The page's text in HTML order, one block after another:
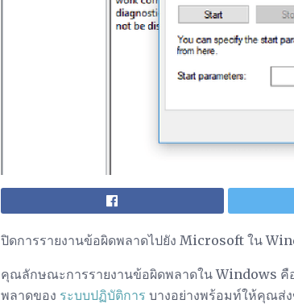
ปิดการรายงานข้อผิดพลาดไปยัง Microsoft ใน
คุณลักษณะการรายงานข้อผิดพลาดใน Windows คื
พลาดของ ระบบปฏิบัติการ บางอย่างพร้อมท์ให้คุณส่